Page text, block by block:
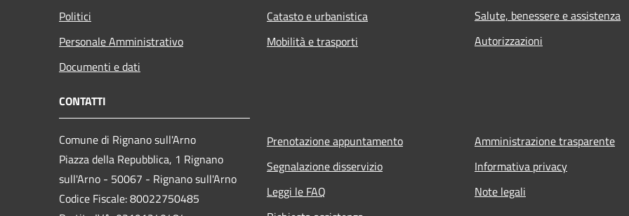
Politici
Personale Amministrativo
Documenti e dati
Catasto e urbanistica
Mobilità e trasporti
Salute, benessere e assistenza
Autorizzazioni
CONTATTI
Comune di Rignano sull'Arno
Piazza della Repubblica, 1 Rignano
sull'Arno - 50067 - Rignano sull'Arno
Codice Fiscale: 80022750485
Prenotazione appuntamento
Segnalazione disservizio
Leggi le FAQ
Amministrazione trasparente
Informativa privacy
Note legali